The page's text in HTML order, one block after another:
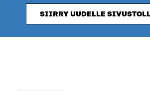
SIIRRY UUDELLE